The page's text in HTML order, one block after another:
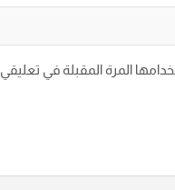
المرة المقبلة في تعليقي.